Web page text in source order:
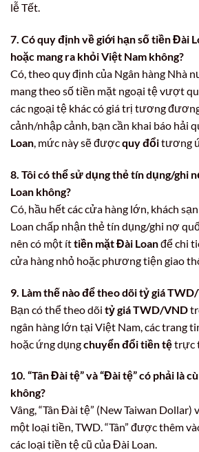
lễ Tết.
7. Có quy định về giới hạn số tiền Đài
hoặc mang ra khỏi Việt Nam không?
Có, theo quy định của Ngân hàng Nhà
mang theo số tiền mặt ngoại tệ vượt
các ngoại tệ khác có giá trị tương
cảnh/nhập cảnh, bạn cần khai báo hải
Loan, mức này sẽ đượcquy đổitương
8. Tôi có thể sử dụng thẻ tín dụng/ghi
Loan không?
Có, hầu hết các cửa hàng lớn, khách
Loan chấp nhận thẻ tín dụng/ghi nợ
nên có một íttiền mặt Đài Loanđể chi
cửa hàng nhỏ hoặc phương tiện giao
9. Làm thế nào để theo dõi tỷ giá
Bạn có thể theo dõi tỷ giá TWD/VND
ngân hàng lớn tại Việt Nam, các trang
hoặc ứng dụngchuyển đổi tiền tệtrực
10. “Tân Đài tệ” và “Đài tệ” có phải là
không?
Vâng, “Tân Đài tệ” (New Taiwan Dollar)
một loại tiền, TWD. “Tân” được thêm
các loại tiền tệ cũ của Đài Loan.